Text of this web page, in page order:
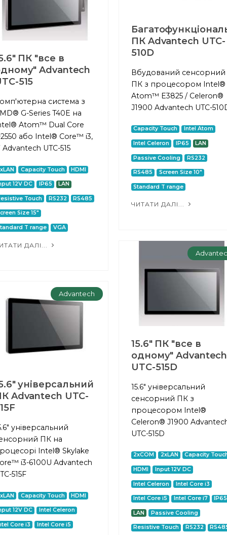
ПК Advantech UTC-
510D
Вбудований сенсорний
ПК з процесором Intel®
Atom™ E3825 / Celeron®
J1900 Advantech UTC-
Capacity Touch Intel Atom
Intel Celeron IP65 LAN
Passive Cooling RS232
RS485 Screen Size 10"
Standard T range
ЧИТАТИ ДАЛІ...
ПК "все в
Advantech
515
система з
G-Series T40E на
Atom™ Dual Core
або Intel® Core™ i3,
Advantech UTC-515
Capacity Touch HDMI
12V DC IP65 LAN
Touch RS232 RS485
Size 15"
T range VGA
ДАЛІ...
15.6" ПК "все в
одному" Advantech
UTC-515D
15.6" універсальний
сенсорний ПК з
процесором Intel®
Celeron® J1900
UTC-515D
2xCOM 2xLAN Capacity
HDMI Input 12V DC
Intel Celeron Intel Core i3
Intel Core i5 Intel Core i7 IP65
LAN Passive Cooling
Resistive Touch RS232
Advantech
універсальний
Advantech UTC-
універсальний
ПК на
Intel® Skylake
i3-6100U Advantech
515F
Capacity Touch HDMI
12V DC Intel Celeron
Core i3 Intel Core i5